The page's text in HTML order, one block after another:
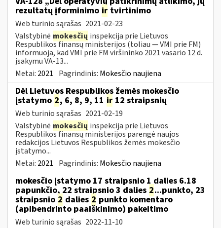
rezultatų įforminimo ir tvirtinimo
Web turinio sąrašas 2021-02-23
Valstybinė mokesčių inspekcija prie Lietuvos
Respublikos finansų ministerijos (toliau ― VMI prie FM)
informuoja, kad VMI prie FM viršininko 2021 vasario 12 d.
įsakymu VA-13...
Metai: 2021 Pagrindinis: Mokesčio naujiena
Dėl Lietuvos Respublikos žemės mokesčio
įstatymo 2, 6, 8, 9, 11 ir 12 straipsnių
Web turinio sąrašas 2021-02-19
Valstybinė mokesčių inspekcija prie Lietuvos
Respublikos finansų ministerijos parengė naujos
redakcijos Lietuvos Respublikos žemės mokesčio
įstatymo...
Metai: 2021 Pagrindinis: Mokesčio naujiena
mokesčio įstatymo 17 straipsnio 1 dalies 6.18
papunkčio, 22 straipsnio 3 dalies 2...punkto, 23
straipsnio 2 dalies 2 punkto komentaro
(apibendrinto paaiškinimo) pakeitimo
Web turinio sąrašas 2022-11-10